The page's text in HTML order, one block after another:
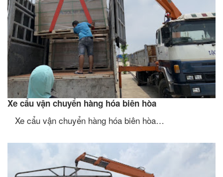
Xe cẩu vận chuyển hàng hóa biên hòa
Xe cẩu vận chuyển hàng hóa biên hòa…